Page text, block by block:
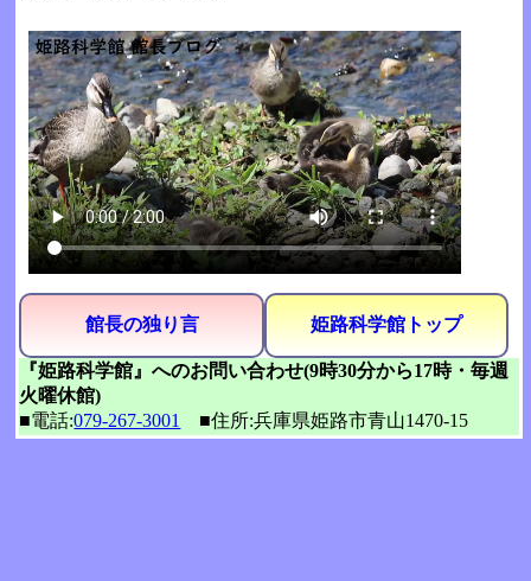
館長の独り言 姫路科学館トップ
『姫路科学館』へのお問い合わせ(9時30分から17時・毎週
火曜休館)
■電話:079-267-3001 ■住所:兵庫県姫路市青山1470-15